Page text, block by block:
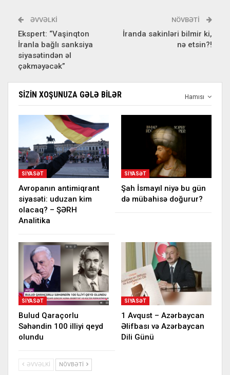
ƏVVƏLKI
Ekspert: “Vaşinqton
İranla bağlı sanksiya
siyasətindən əl
çəkməyəcək”
NÖVBƏTI
İranda sakinləri bilmir ki,
nə etsin?!
Hamısı
SIZIN XOŞUNUZA GƏLƏ BILƏR
SIYASƏT
Avropanın antimiqrant
siyasəti: uduzan kim
olacaq? – ŞƏRH
Analitika
SIYASƏT
Şah İsmayıl niyə bu gün
də mübahisə doğurur?
SIYASƏT
Bulud Qaraçorlu
Səhəndin 100 illiyi qeyd
olundu
SIYASƏT
1 Avqust – Azərbaycan
Əlifbası və Azərbaycan
Dili Günü
ƏVVƏLKI NÖVBƏTI